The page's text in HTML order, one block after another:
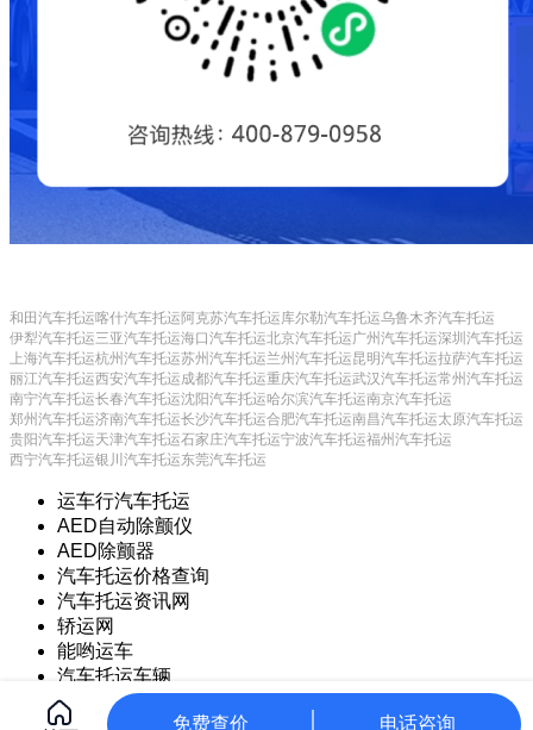
和田汽车托运喀什汽车托运阿克苏汽车托运库尔勒汽车托运乌鲁木齐汽车托运
伊犁汽车托运三亚汽车托运海口汽车托运北京汽车托运广州汽车托运深圳汽车托运
上海汽车托运杭州汽车托运苏州汽车托运兰州汽车托运昆明汽车托运拉萨汽车托运
丽江汽车托运西安汽车托运成都汽车托运重庆汽车托运武汉汽车托运常州汽车托运
南宁汽车托运长春汽车托运沈阳汽车托运哈尔滨汽车托运南京汽车托运
郑州汽车托运济南汽车托运长沙汽车托运合肥汽车托运南昌汽车托运太原汽车托运
贵阳汽车托运天津汽车托运石家庄汽车托运宁波汽车托运福州汽车托运
西宁汽车托运银川汽车托运东莞汽车托运
免费查价 电话咨询
运车行汽车托运
AED自动除颤仪
AED除颤器
汽车托运价格查询
汽车托运资讯网
轿运网
能哟运车
汽车托运车辆
Copyright © 2021 常州甲保御网络科技有限公司 CorePress